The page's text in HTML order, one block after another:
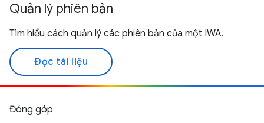
Quản lý phiên bản
Tìm hiểu cách quản lý các phiên bản của một IWA.
Đọc tài liệu
Đóng góp